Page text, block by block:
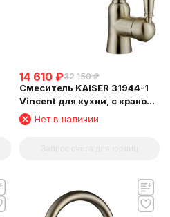
14 610 ₽32 150 ₽
Смеситель KAISER 31944-1
Vincent для кухни, с краном
для питьевой воды,
бронзовый
Нет в наличии